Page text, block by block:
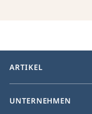
ARTIKEL
UNTERNEHMEN